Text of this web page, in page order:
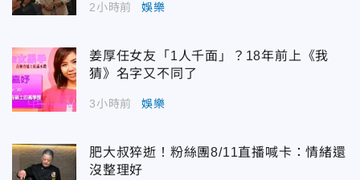
2小時前 娛樂
姜厚任女友「1人千面」？18年前上《我
猜》名字又不同了
3小時前 娛樂
肥大叔猝逝！粉絲團8/11直播喊卡：情緒還
沒整理好